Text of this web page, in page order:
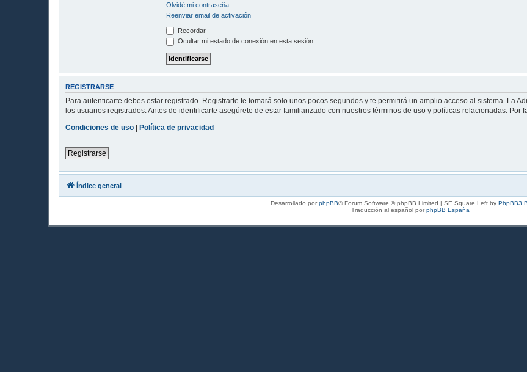
Olvidé mi contraseña
Reenviar email de activación
Recordar
Ocultar mi estado de conexión en esta sesión
REGISTRARSE
Para autenticarte debes estar registrado. Registrarte te tomará solo unos pocos segundos y te permitirá un amplio acceso al sistema. La
los usuarios registrados. Antes de identificarte asegúrete de estar familiarizado con nuestros términos de uso y políticas relacionadas. Por
Condiciones de uso
Política de privacidad
Registrarse
Índice general
Desarrollado porphpBB® Forum Software © phpBB Limited | SE Square Left by PhpBB3
Traducción al español porphpBB España